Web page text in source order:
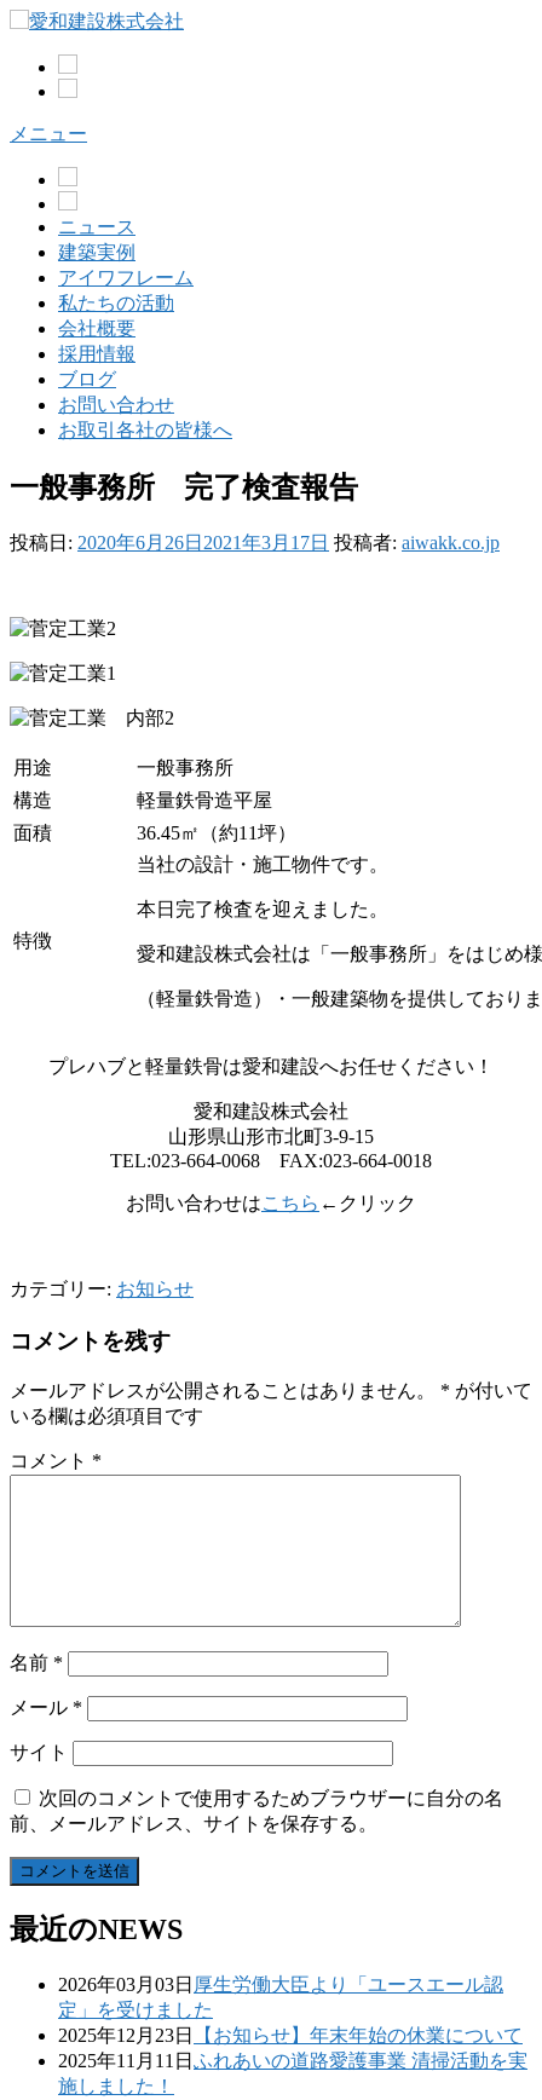
へ
メニュー
ニュース
建築実例
アイワフレーム
私たちの活動
会社概要
採用情報
ブログ
お問い合わせ
お取引各社の皆様へ
一般事務所 完了検査報告
投稿日: 2020年6月26日 2021年3月17日 投稿者: aiwakk.co.jp
用途
一般事務所
構造
軽量鉄骨造平屋
面積
36.45㎡（約11坪）
特徴
当社の設計・施工物件です。
本日完了検査を迎えました。
愛和建設株式会社は「一般事務所」をはじめ
（軽量鉄骨造）・一般建築物を提供しており
プレハブと軽量鉄骨は愛和建設へお任せください！
愛和建設株式会社
山形県山形市北町3-9-15
TEL:023-664-0068 FAX:023-664-0018
お問い合わせはこちら ←クリック
カテゴリー: お知らせ
コメントを残す
メールアドレスが公開されることはありません。 * が付いて
いる欄は必須項目です
コメント *
名前 *
メール *
サイト
次回のコメントで使用するためブラウザーに自分の名
前、メールアドレス、サイトを保存する。
最近のNEWS
2026年03月03日 厚生労働大臣より「ユースエール認
定」を受けました
2025年12月23日
【お知らせ】年末年始の休業について
2025年11月11日 ふれあいの道路愛護事業 清掃活動を実
施しました！